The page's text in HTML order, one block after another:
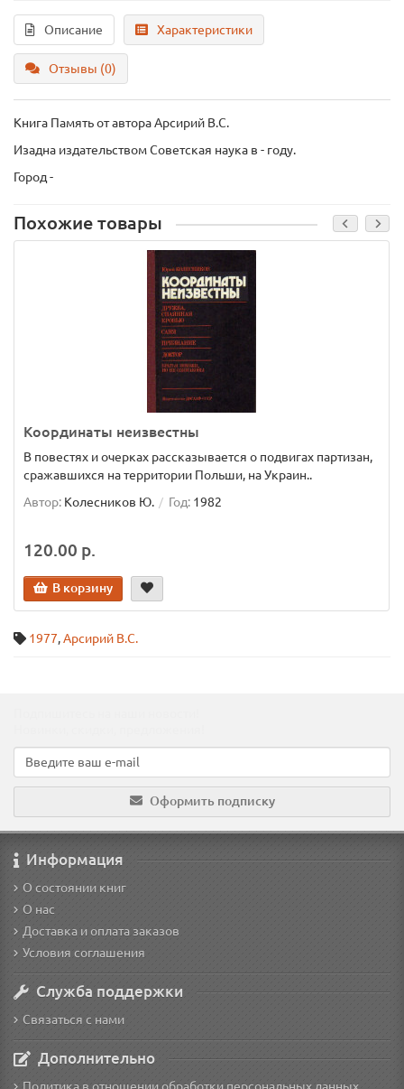
Описание Характеристики
Отзывы (0)
Книга Памятьот автора Арсирий В.С.
Изадна издательством Советская наука в - году.
Город -
Похожие товары
Координаты неизвестны
В повестях и очерках рассказывается о подвигах партизан,
сражавшихся на территории Польши, на Украин..
Автор: Колесников Ю. Год: 1982
120.00 р.
В корзину
1977,Арсирий В.С.
Оформить подписку
Информация
О состоянии книг
О нас
Доставка и оплата заказов
Условия соглашения
Служба поддержки
Связаться с нами
Дополнительно